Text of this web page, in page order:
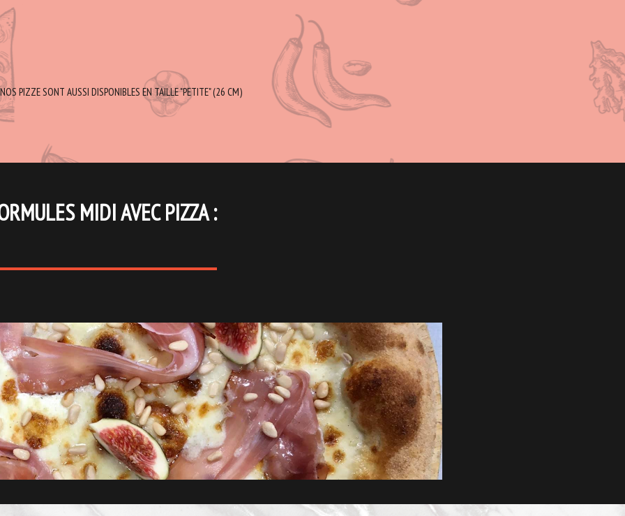
PIZZE SONT AUSSI DISPONIBLES EN TAILLE "PETITE" (26 CM)
MIDI AVEC PIZZA :